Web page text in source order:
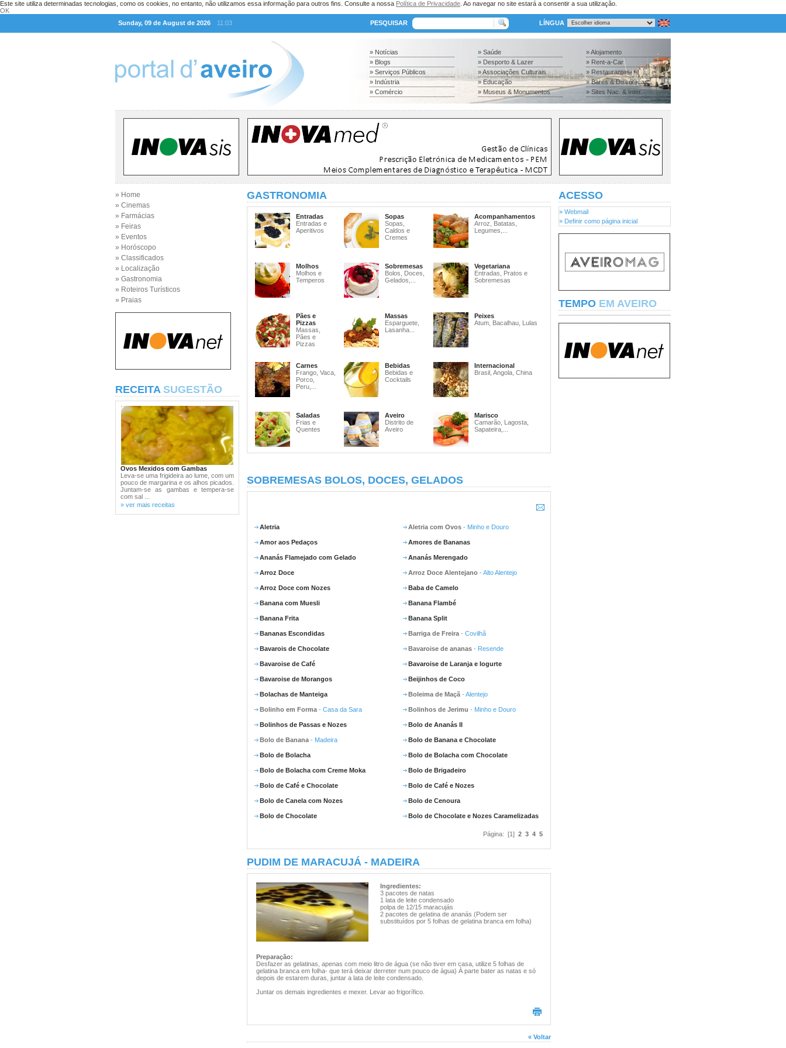
Este site utiliza determinadas tecnologias, como os cookies, no entanto, não utilizamos essa informação para outros fins. Consulte a nossa Política de Privacidade . Ao navegar no site estará a consentir a sua utilização.
OK
Sunday, 09 de August de 2026
11:03 PESQUISAR LÍNGUA
» Notícias
» Blogs
» Serviços Públicos
» Indústria
» Comércio
» Saúde
» Desporto & Lazer
» Associações Culturais
» Educação
» Museus & Monumentos
» Alojamento
» Rent-a-Car
» Restaurantes
» Bares & Discotecas
» Sites Nac. & Inter.
» Home
» Cinemas
» Farmácias
» Feiras
» Eventos
» Horóscopo
» Classificados
» Localização
» Gastronomia
» Roteiros Turísticos
» Praias
RECEITA SUGESTÃO
Ovos Mexidos com Gambas
Leva-se uma frigideira ao lume, com um
pouco de margarina e os alhos picados.
Juntam-se as gambas e tempera-se
com sal ...
» ver mais receitas
GASTRONOMIA
Entradas
Entradas e
Aperitivos
Sopas
Sopas,
Caldos e
Cremes
Acompanhamentos
Arroz, Batatas,
Legumes,...
Molhos
Molhos e
Temperos
Sobremesas
Bolos, Doces,
Gelados,...
Vegetariana
Entradas, Pratos e
Sobremesas
Pães e
Pizzas
Massas,
Pães e
Pizzas
Massas
Esparguete,
Lasanha...
Peixes
Atum, Bacalhau, Lulas
Carnes
Frango, Vaca,
Porco,
Peru,...
Bebidas
Bebidas e
Cocktails
Internacional
Brasil, Angola, China
Saladas
Frias e
Quentes
Aveiro
Distrito de
Aveiro
Marisco
Camarão, Lagosta,
Sapateira,...
SOBREMESAS BOLOS, DOCES, GELADOS
Aletria Aletria com Ovos - Minho e Douro
Amor aos Pedaços Amores de Bananas
Ananás Flamejado com Gelado Ananás Merengado
Arroz Doce Arroz Doce Alentejano - Alto Alentejo
Arroz Doce com Nozes Baba de Camelo
Banana com Muesli Banana Flambé
Banana Frita Banana Split
Bananas Escondidas Barriga de Freira - Covilhã
Bavarois de Chocolate Bavaroise de ananas - Resende
Bavaroise de Café Bavaroise de Laranja e Iogurte
Bavaroise de Morangos Beijinhos de Coco
Bolachas de Manteiga Boleima de Maçã - Alentejo
Bolinho em Forma - Casa da Sara Bolinhos de Jerimu - Minho e Douro
Bolinhos de Passas e Nozes Bolo de Ananás II
Bolo de Banana - Madeira Bolo de Banana e Chocolate
Bolo de Bolacha Bolo de Bolacha com Chocolate
Bolo de Bolacha com Creme Moka Bolo de Brigadeiro
Bolo de Café e Chocolate Bolo de Café e Nozes
Bolo de Canela com Nozes Bolo de Cenoura
Bolo de Chocolate Bolo de Chocolate e Nozes Caramelizadas
Página: [1] 2 3 4 5
PUDIM DE MARACUJÁ - MADEIRA
Ingredientes:
3 pacotes de natas
1 lata de leite condensado
polpa de 12/15 maracujás
2 pacotes de gelatina de ananás (Podem ser
substituídos por 5 folhas de gelatina branca em folha)
Preparação:
Desfazer as gelatinas, apenas com meio litro de água (se não tiver em casa, utilize 5 folhas de
gelatina branca em folha- que terá deixar derreter num pouco de água) À parte bater as natas e só
depois de estarem duras, juntar a lata de leite condensado.
Juntar os demais ingredientes e mexer. Levar ao frigorífico.
« Voltar
ACESSO
» Webmail
» Definir como página inicial
TEMPO EM AVEIRO